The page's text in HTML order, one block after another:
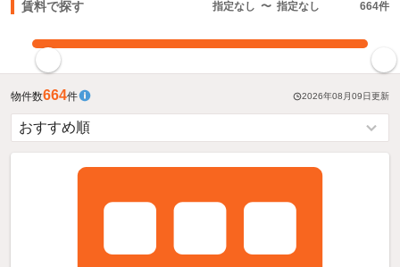
賃料で探す 指定なし 〜 指定なし 664件
物件数664件 2026年08月09日更新